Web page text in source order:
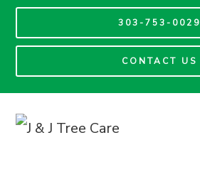
303-753-0029
CONTACT US